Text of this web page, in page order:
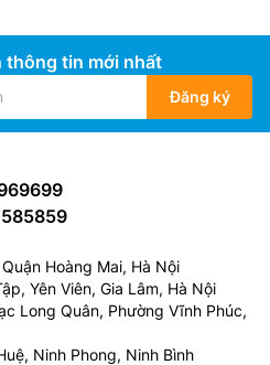
thông tin mới nhất
Đăng ký
Hoàng Mai, Hà Nội
Yên Viên, Gia Lâm, Hà Nội
Long Quân, Phường Vĩnh Phúc,
Ninh Phong, Ninh Bình